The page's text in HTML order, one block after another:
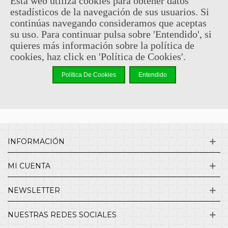
Sin comentarios
¿QUIENES SOMOS?
ENVÍOS Y DEVOLUCIONES
INFORMACIÓN
MI CUENTA
NEWSLETTER
NUESTRAS REDES SOCIALES
estadísticos de la navegación de sus usuarios. Si
continúas navegando consideramos que aceptas
su uso. Para continuar pulsa sobre 'Entendido', si
quieres más información sobre la política de
cookies, haz click en 'Política de Cookies'.
Política De Cookies Entendido